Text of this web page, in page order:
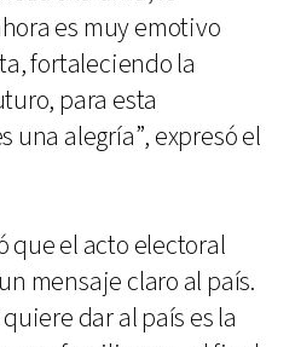
es muy emotivo
fortaleciendo la
para esta
una alegría”, expresó el
que el acto electoral
mensaje claro al país.
dar al país es la